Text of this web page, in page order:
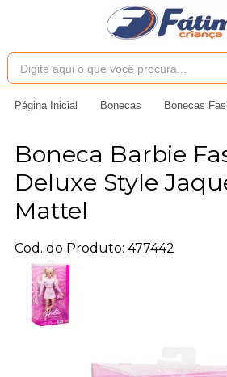
Página Inicial Bonecas Bonecas
Boneca Barbie
Deluxe Style
Mattel
Cod. do Produto: 477442